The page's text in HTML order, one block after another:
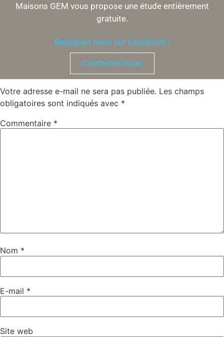
Maisons GEM vous propose une étude entièrement
gratuite.
Rejoignez nous sur Facebook !
Contactez nous
Laisser un commentaire
Votre adresse e-mail ne sera pas publiée. Les champs
obligatoires sont indiqués avec *
Commentaire *
Nom *
E-mail *
Site web